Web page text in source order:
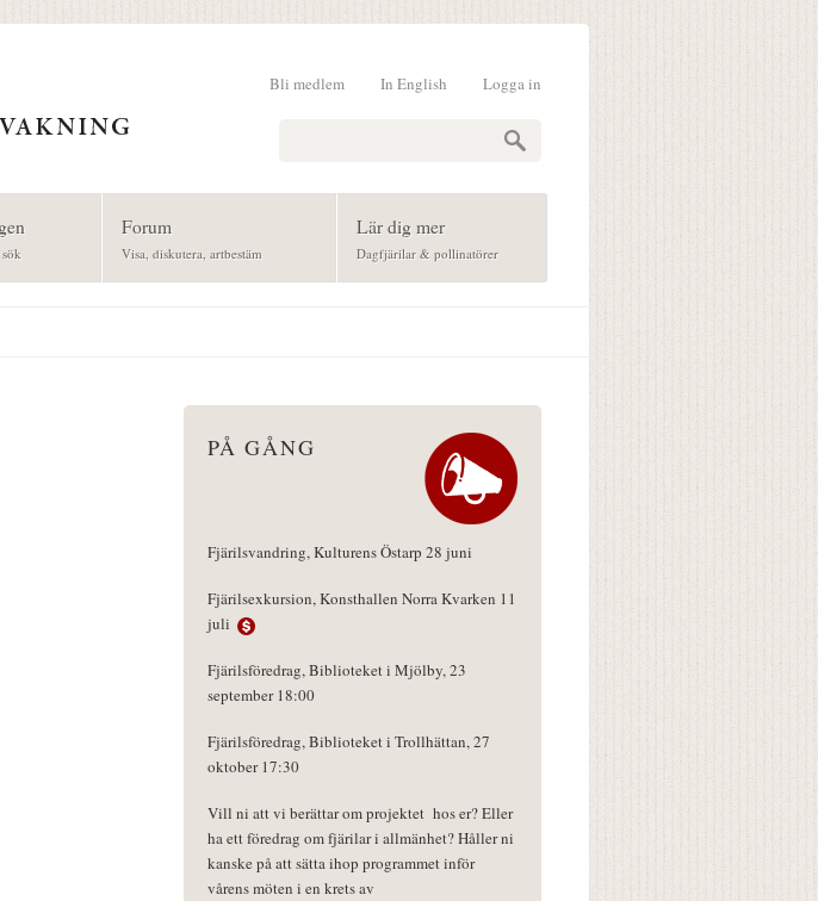
Logga in
In English
Bli medlem
Forum
Visa, diskutera, artbestäm
Lär dig mer
Dagfjärilar & pollinatörer
PÅ GÅNG
Fjärilsvandring, Kulturens Östarp 28 juni
Fjärilsexkursion, Konsthallen Norra Kvarken 11
juli
Fjärilsföredrag, Biblioteket i Mjölby, 23
september 18:00
Fjärilsföredrag, Biblioteket i Trollhättan, 27
oktober 17:30
Vill ni att vi berättar om projektet hos er? Eller
ha ett föredrag om fjärilar i allmänhet? Håller ni
kanske på att sätta ihop programmet inför
vårens möten i en krets av